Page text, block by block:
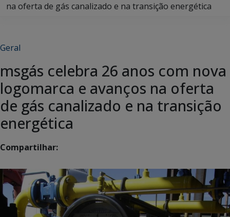
na oferta de gás canalizado e na transição energética
Geral
msgás celebra 26 anos com nova
logomarca e avanços na oferta
de gás canalizado e na transição
energética
Compartilhar: